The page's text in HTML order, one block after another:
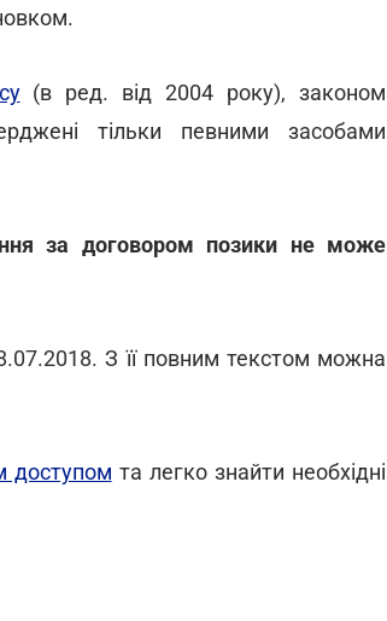
(в ред. від 2004 року), законом
тільки певними засобами
за договором позики не може
З її повним текстом можна
доступом та легко знайти необхідні